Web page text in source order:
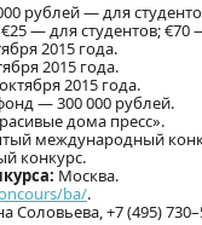
рублей — для
— для студентов;
2015 года.
2015 года.
2015 года.
— 300 000 рублей.
дома пресс».
международный
конкурс.
Москва.
ba/.
Соловьева, +7 (495)